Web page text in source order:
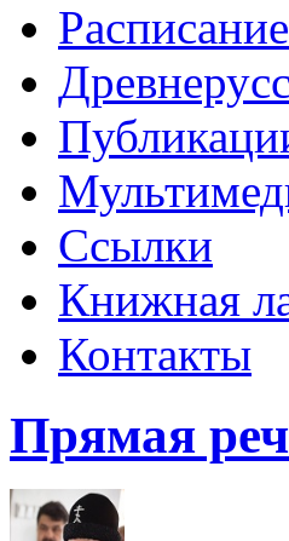
Ссылки
Книжная
Контакты
Прямая